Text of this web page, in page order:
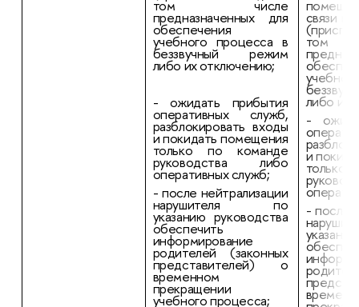
том числе
предназначенных для
обеспечения
учебного процесса в
беззвучный режим
либо их отключению;
- ожидать прибытия
оперативных служб,
разблокировать входы
и покидать помещения
только по команде
руководства либо
оперативных служб;
- после нейтрализации
нарушителя по
указанию руководства
обеспечить
информирование
родителей (законных
представителей) о
временном
прекращении
учебного процесса;
связи и
том
либо их
-
и
- после